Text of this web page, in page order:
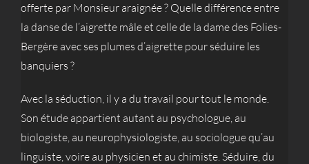
offerte par Monsieur araignée ? Quelle différence entre
la danse de l’aigrette mâle et celle de la dame des Folies-
Bergère avec ses plumes d’aigrette pour séduire les
banquiers ?
Avec la séduction, il y a du travail pour tout le monde.
Son étude appartient autant au psychologue, au
biologiste, au neurophysiologiste, au sociologue qu’au
linguiste, voire au physicien et au chimiste. Séduire, du